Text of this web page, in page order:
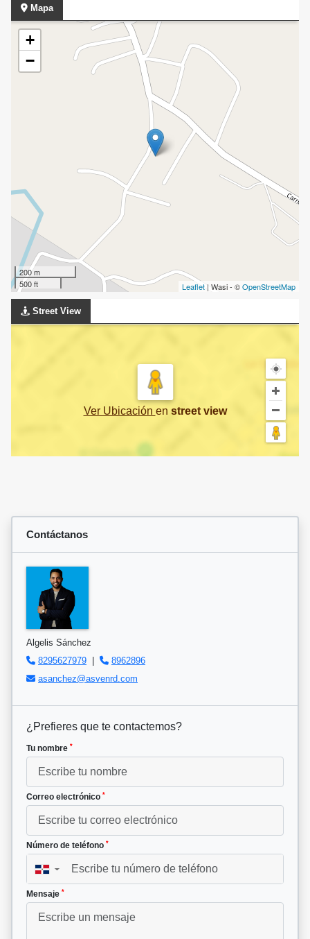
Mapa
+
−
200 m
500 ft
Leaflet | Wasi - ©OpenStreetMap
Street View
Ver Ubicación en street view
Contáctanos
Algelis Sánchez
8295627979
8962896
asanchez@asvenrd.com
¿Prefieres que te contactemos?
Tu nombre *
Correo electrónico *
Número de teléfono *
▼
Mensaje *